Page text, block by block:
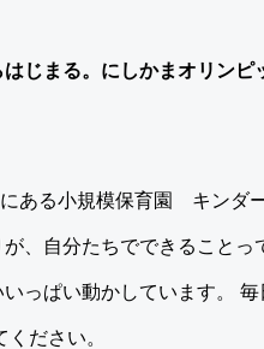
はじまる。にしかまオリン
ある小規模保育園 キンダ
、自分たちでできること
っぱい動かしています。
ださい。